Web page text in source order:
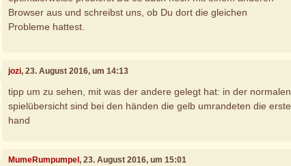
Browser aus und schreibst uns, ob Du dort die gleichen
Probleme hattest.
jozi, 23. August 2016, um 14:13
tipp um zu sehen, mit was der andere gelegt hat: in der normalen
spielübersicht sind bei den händen die gelb umrandeten die erste
hand
MumeRumpumpel, 23. August 2016, um 15:01